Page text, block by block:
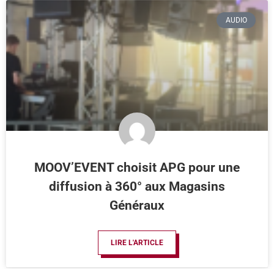
AUDIO
MOOV’EVENT choisit APG pour une
diffusion à 360° aux Magasins
Généraux
LIRE L'ARTICLE